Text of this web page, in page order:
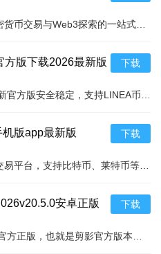
方版下载2026最新版
下载
版app最新版
下载
安卓正版 下载